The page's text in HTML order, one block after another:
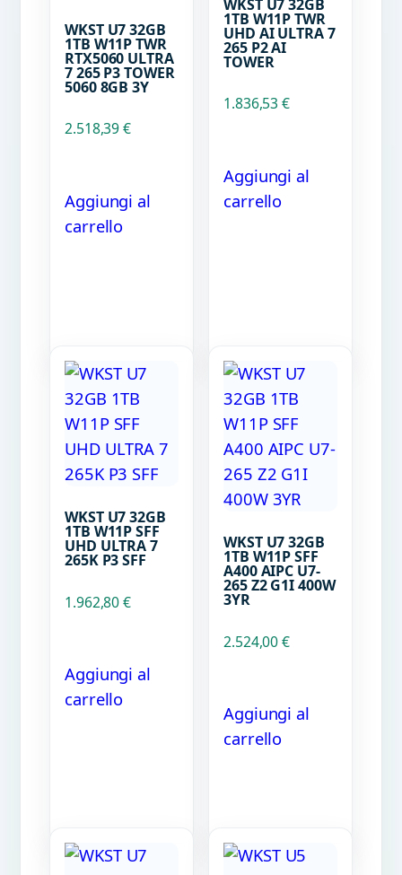
WKST U7 32GB
1TB W11P TWR
RTX5060 ULTRA
7 265 P3 TOWER
5060 8GB 3Y
2.518,39€
Aggiungi al
carrello
WKST U7 32GB
1TB W11P TWR
UHD AI ULTRA 7
265 P2 AI
TOWER
1.836,53€
Aggiungi al
carrello
WKST U7 32GB
1TB W11P SFF
UHD ULTRA 7
265K P3 SFF
1.962,80€
Aggiungi al
carrello
WKST U7 32GB
1TB W11P SFF
A400 AIPC U7-
265 Z2 G1I 400W
3YR
2.524,00€
Aggiungi al
carrello